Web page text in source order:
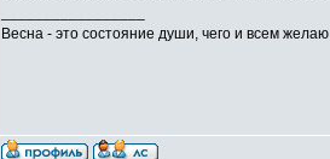
Весна - это состояние души, чего и всем